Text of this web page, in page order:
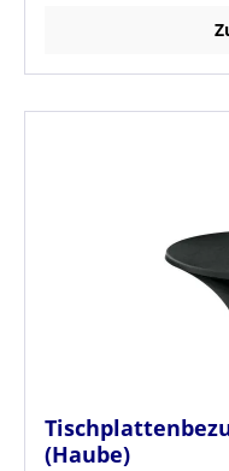
(Haube)